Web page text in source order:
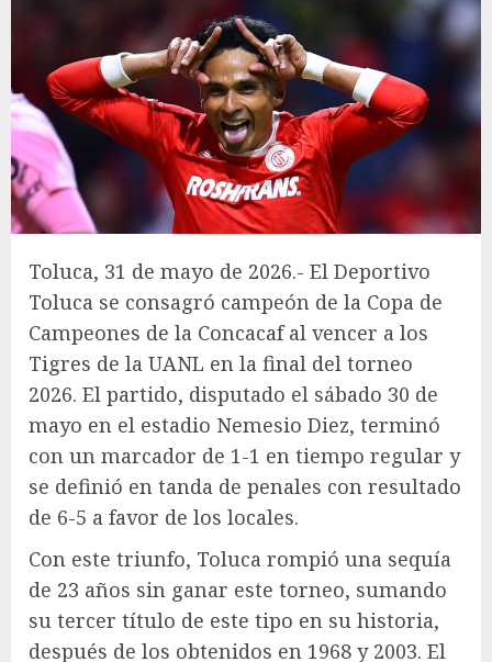
Toluca, 31 de mayo de 2026.- El Deportivo
Toluca se consagró campeón de la Copa de
Campeones de la Concacaf al vencer a los
Tigres de la UANL en la final del torneo
2026. El partido, disputado el sábado 30 de
mayo en el estadio Nemesio Diez, terminó
con un marcador de 1-1 en tiempo regular y
se definió en tanda de penales con resultado
de 6-5 a favor de los locales.
Con este triunfo, Toluca rompió una sequía
de 23 años sin ganar este torneo, sumando
su tercer título de este tipo en su historia,
después de los obtenidos en 1968 y 2003. El